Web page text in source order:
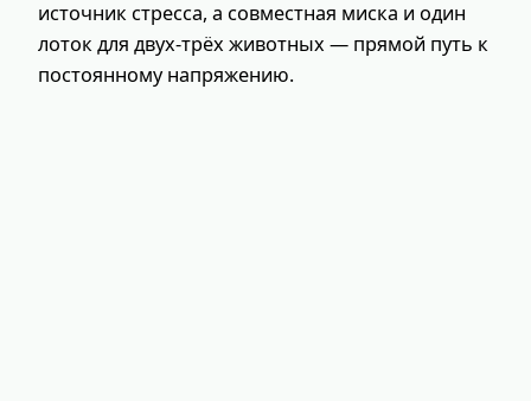
источник стресса, а совместная миска и один
лоток для двух‑трёх животных — прямой путь к
постоянному напряжению.